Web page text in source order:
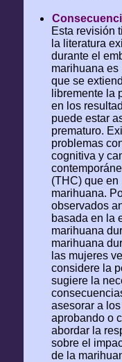
Esta revisión
la literatura
durante el
marihuana
que se
libremente la
en los
puede estar
prematuro.
problemas
cognitiva y
(THC) que
marihuana.
observados
basada en la
marihuana
marihuana
las mujeres
considere la
sugiere la
asesorar a
aprobando o
abordar la
sobre el
de la